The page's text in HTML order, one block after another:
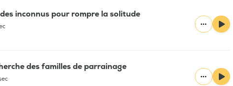
inconnus pour rompre la solitude
des familles de parrainage